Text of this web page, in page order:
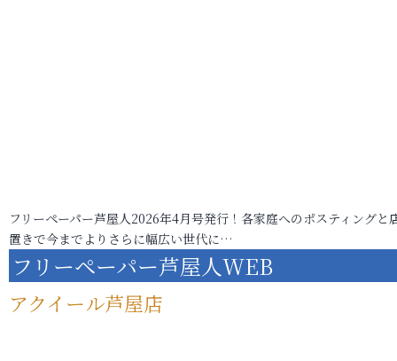
フリーペーパー芦屋人2026年4月号発行！各家庭へのポスティングと
置きで今までよりさらに幅広い世代に…
フリーペーパー芦屋人WEB
アクイール芦屋店